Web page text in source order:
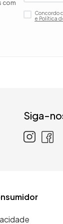
com
Concordo
e Política
Siga-